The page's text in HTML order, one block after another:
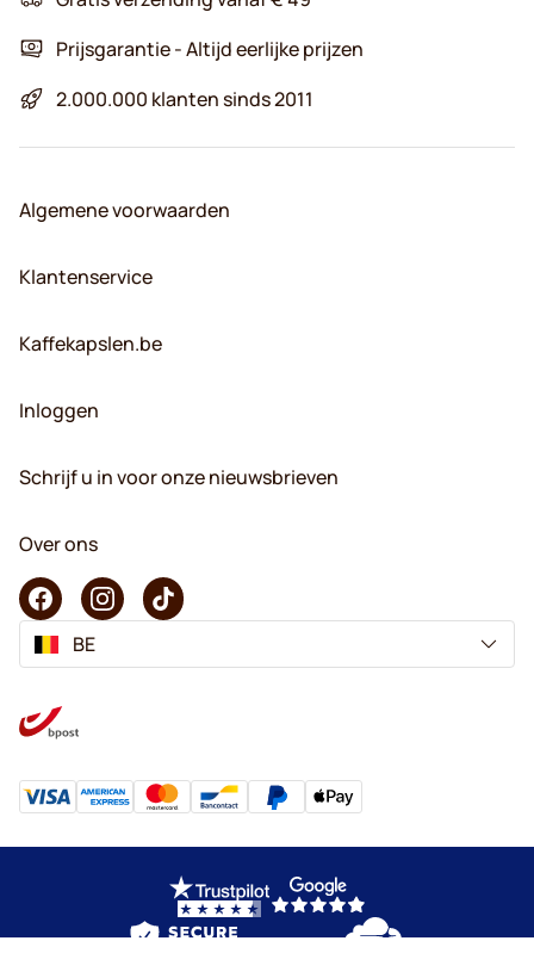
Prijsgarantie - Altijd eerlijke prijzen
2.000.000 klanten sinds 2011
Algemene voorwaarden
Klantenservice
Kaffekapslen.be
Inloggen
Schrijf u in voor onze nieuwsbrieven
Over ons
BE